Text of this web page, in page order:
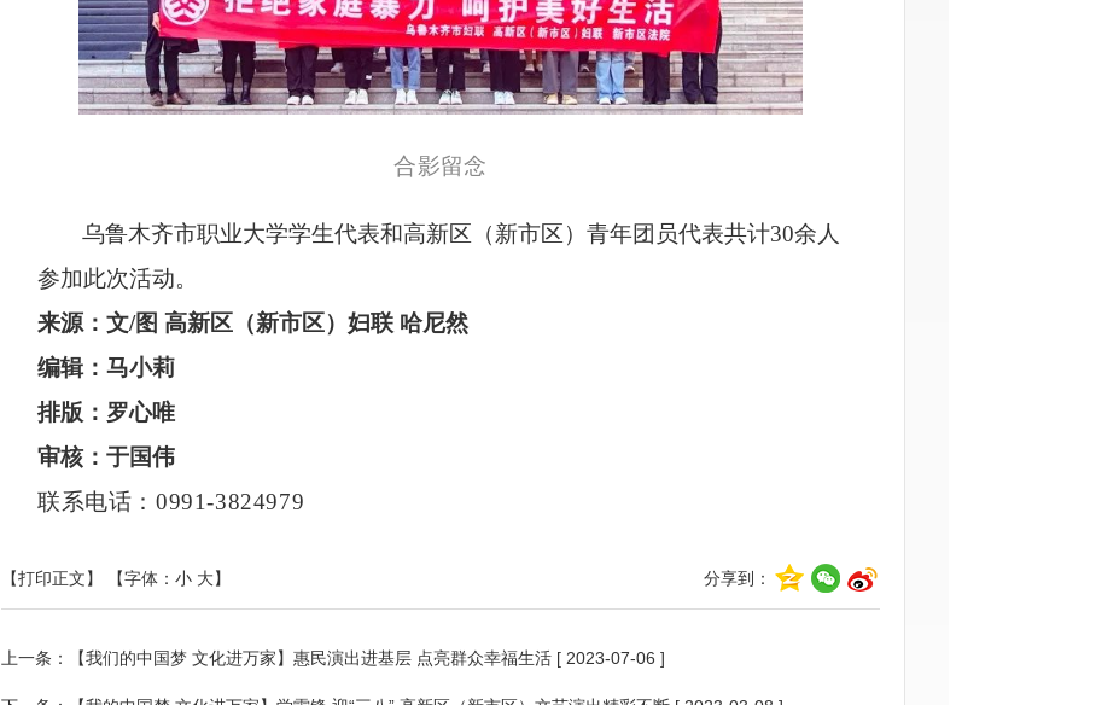
合影留念
乌鲁木齐市职业大学学生代表和高新区（新市区）青年团员代表共计30余人
参加此次活动。
来源：文/图 高新区（新市区）妇联 哈尼然
编辑：马小莉
排版：罗心唯
审核：于国伟
联系电话：0991-3824979
【打印正文】 分享到：
【字体： 小 大】
上一条： 【我们的中国梦 文化进万家】惠民演出进基层 点亮群众幸福生活 [ 2023-07-06 ]